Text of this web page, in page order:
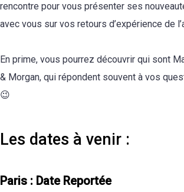
rencontre pour vous présenter ses
avec vous sur vos retours d’expérience de
En prime, vous pourrez découvrir qui sont
& Morgan, qui répondent souvent à vos
😉
Les dates à venir :
Paris : Date Reportée